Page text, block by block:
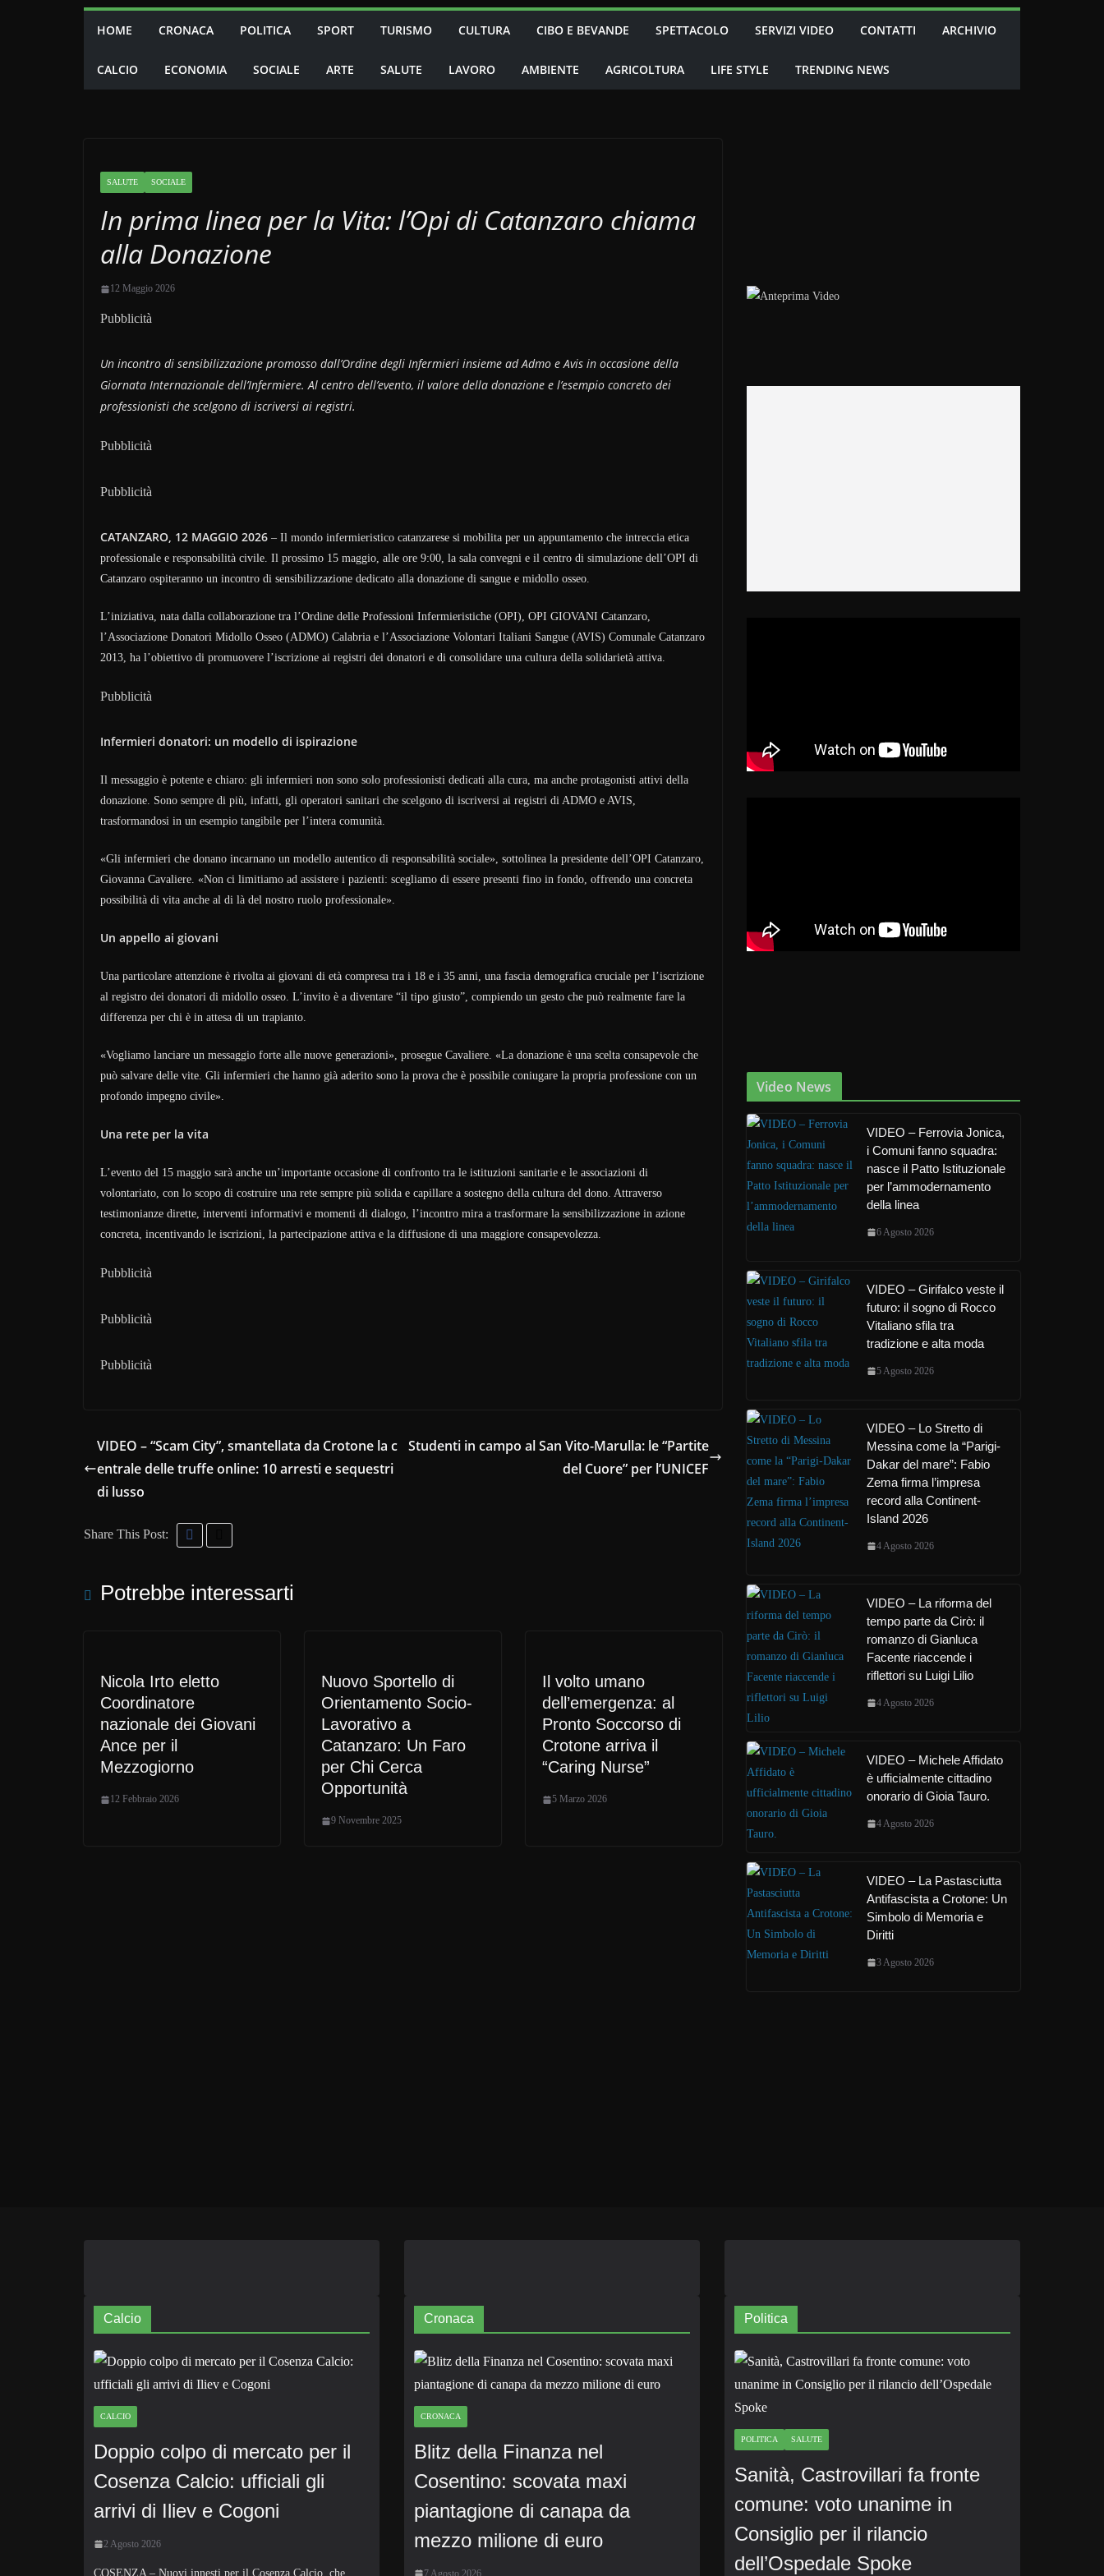
HOME CRONACA POLITICA SPORT TURISMO CULTURA CIBO E BEVANDE SPETTACOLO SERVIZI VIDEO CONTATTI ARCHIVIO
CALCIO ECONOMIA SOCIALE ARTE SALUTE LAVORO AMBIENTE AGRICOLTURA LIFE STYLE TRENDING NEWS
SALUTE SOCIALE
In prima linea per la Vita: l’Opi di Catanzaro chiama
alla Donazione
12 Maggio 2026
Pubblicità
Un incontro di sensibilizzazione promosso dall’Ordine degli Infermieri insieme ad Admo e Avis in occasione della
Giornata Internazionale dell’Infermiere. Al centro dell’evento, il valore della donazione e l’esempio concreto dei
professionisti che scelgono di iscriversi ai registri.
Pubblicità
Pubblicità
CATANZARO, 12 MAGGIO 2026 – Il mondo infermieristico catanzarese si mobilita per un appuntamento che intreccia etica
professionale e responsabilità civile. Il prossimo 15 maggio, alle ore 9:00, la sala convegni e il centro di simulazione dell’OPI di
Catanzaro ospiteranno un incontro di sensibilizzazione dedicato alla donazione di sangue e midollo osseo.
L’iniziativa, nata dalla collaborazione tra l’Ordine delle Professioni Infermieristiche (OPI), OPI GIOVANI Catanzaro,
l’Associazione Donatori Midollo Osseo (ADMO) Calabria e l’Associazione Volontari Italiani Sangue (AVIS) Comunale Catanzaro
2013, ha l’obiettivo di promuovere l’iscrizione ai registri dei donatori e di consolidare una cultura della solidarietà attiva.
Pubblicità
Infermieri donatori: un modello di ispirazione
Il messaggio è potente e chiaro: gli infermieri non sono solo professionisti dedicati alla cura, ma anche protagonisti attivi della
donazione. Sono sempre di più, infatti, gli operatori sanitari che scelgono di iscriversi ai registri di ADMO e AVIS,
trasformandosi in un esempio tangibile per l’intera comunità.
«Gli infermieri che donano incarnano un modello autentico di responsabilità sociale», sottolinea la presidente dell’OPI Catanzaro,
Giovanna Cavaliere. «Non ci limitiamo ad assistere i pazienti: scegliamo di essere presenti fino in fondo, offrendo una concreta
possibilità di vita anche al di là del nostro ruolo professionale».
Un appello ai giovani
Una particolare attenzione è rivolta ai giovani di età compresa tra i 18 e i 35 anni, una fascia demografica cruciale per l’iscrizione
al registro dei donatori di midollo osseo. L’invito è a diventare “il tipo giusto”, compiendo un gesto che può realmente fare la
differenza per chi è in attesa di un trapianto.
«Vogliamo lanciare un messaggio forte alle nuove generazioni», prosegue Cavaliere. «La donazione è una scelta consapevole che
può salvare delle vite. Gli infermieri che hanno già aderito sono la prova che è possibile coniugare la propria professione con un
profondo impegno civile».
Una rete per la vita
L’evento del 15 maggio sarà anche un’importante occasione di confronto tra le istituzioni sanitarie e le associazioni di
volontariato, con lo scopo di costruire una rete sempre più solida e capillare a sostegno della cultura del dono. Attraverso
testimonianze dirette, interventi informativi e momenti di dialogo, l’incontro mira a trasformare la sensibilizzazione in azione
concreta, incentivando le iscrizioni, la partecipazione attiva e la diffusione di una maggiore consapevolezza.
Pubblicità
Pubblicità
Pubblicità
VIDEO – “Scam City”, smantellata da Crotone la c
entrale delle truffe online: 10 arresti e sequestri
di lusso
Studenti in campo al San Vito-Marulla: le “Partite
del Cuore” per l’UNICEF
Share This Post:
Potrebbe interessarti
Nicola Irto eletto
Coordinatore
nazionale dei Giovani
Ance per il
Mezzogiorno
12 Febbraio 2026
Nuovo Sportello di
Orientamento Socio-
Lavorativo a
Catanzaro: Un Faro
per Chi Cerca
Opportunità
9 Novembre 2025
Il volto umano
dell’emergenza: al
Pronto Soccorso di
Crotone arriva il
“Caring Nurse”
5 Marzo 2026
Video News
VIDEO – Ferrovia Jonica,
i Comuni fanno squadra:
nasce il Patto Istituzionale
per l’ammodernamento
della linea
6 Agosto 2026
VIDEO – Girifalco veste il
futuro: il sogno di Rocco
Vitaliano sfila tra
tradizione e alta moda
5 Agosto 2026
VIDEO – Lo Stretto di
Messina come la “Parigi-
Dakar del mare”: Fabio
Zema firma l’impresa
record alla Continent-
Island 2026
4 Agosto 2026
VIDEO – La riforma del
tempo parte da Cirò: il
romanzo di Gianluca
Facente riaccende i
riflettori su Luigi Lilio
4 Agosto 2026
VIDEO – Michele Affidato
è ufficialmente cittadino
onorario di Gioia Tauro.
4 Agosto 2026
VIDEO – La Pastasciutta
Antifascista a Crotone: Un
Simbolo di Memoria e
Diritti
3 Agosto 2026
Calcio
CALCIO
Doppio colpo di mercato per il
Cosenza Calcio: ufficiali gli
arrivi di Iliev e Cogoni
2 Agosto 2026
COSENZA – Nuovi innesti per il Cosenza Calcio, che
Cronaca
CRONACA
Blitz della Finanza nel
Cosentino: scovata maxi
piantagione di canapa da
mezzo milione di euro
7 Agosto 2026
Politica
POLITICA SALUTE
Sanità, Castrovillari fa fronte
comune: voto unanime in
Consiglio per il rilancio
dell’Ospedale Spoke